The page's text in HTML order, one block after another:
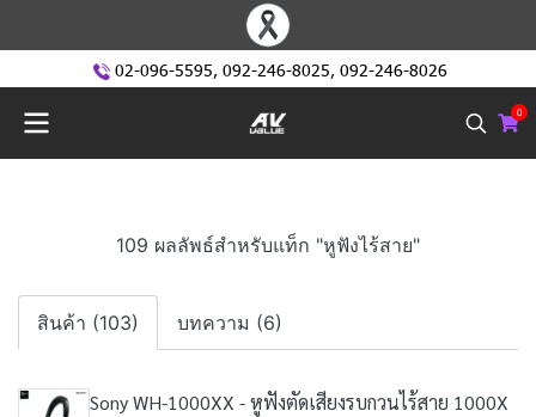
02-096-5595, 092-246-8025, 092-246-8026
0
109 ผลลัพธ์สำหรับแท็ก "หูฟังไร้สาย"
สินค้า (103) บทความ (6)
Sony WH-1000XX - หูฟังตัดเสียงรบกวนไร้สาย 1000X